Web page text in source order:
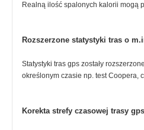
Realną ilość spalonych kalorii mogą
Rozszerzone statystyki tras o
Statystyki tras gps zostały
określonym czasie np. test Coopera,
Korekta strefy czasowej trasy gps